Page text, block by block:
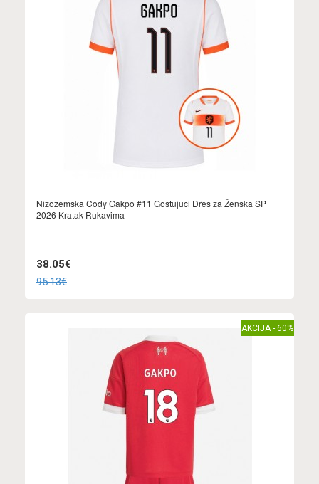
Nizozemska Cody Gakpo #11 Gostujuci Dres za Ženska SP
2026 Kratak Rukavima
38.05€
95.13€
AKCIJA - 60%